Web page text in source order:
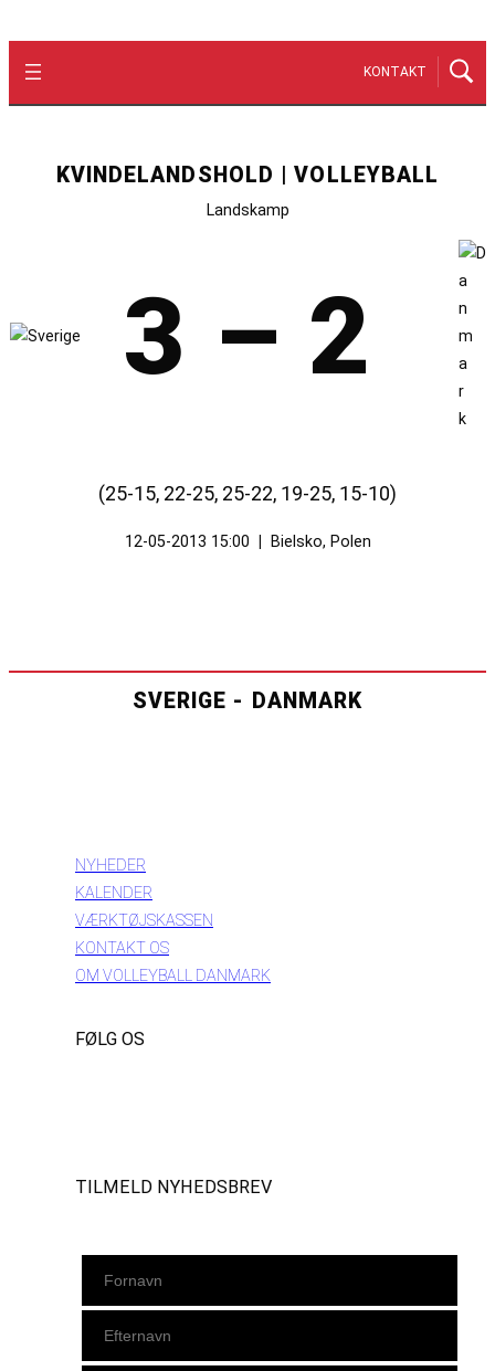
KONTAKT
KVINDELANDSHOLD | VOLLEYBALL
Landskamp
3 – 2
(25-15, 22-25, 25-22, 19-25, 15-10)
12-05-2013 15:00 Bielsko, Polen
SVERIGE - DANMARK
NYHEDER
KALENDER
VÆRKTØJSKASSEN
KONTAKT OS
OM VOLLEYBALL DANMARK
FØLG OS
TILMELD NYHEDSBREV